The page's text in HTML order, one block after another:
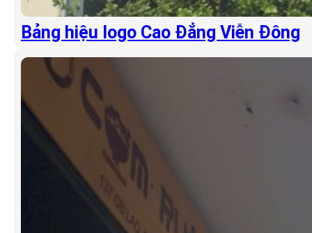
Bảng hiệu logo Cao Đẳng Viễn Đông